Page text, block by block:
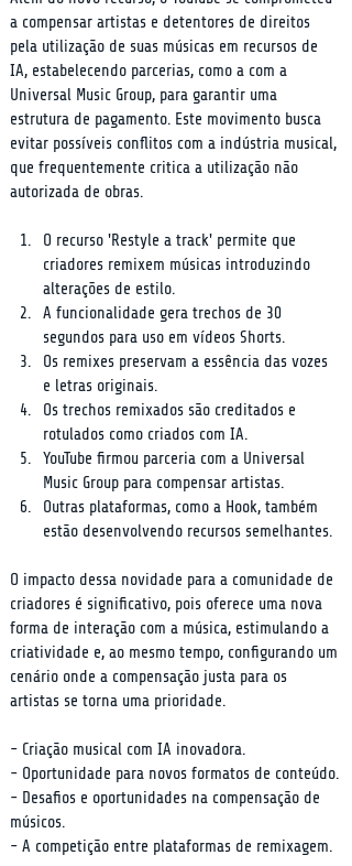
a compensar artistas e detentores de direitos
pela utilização de suas músicas em recursos de
IA, estabelecendo parcerias, como a com a
Universal Music Group, para garantir uma
estrutura de pagamento. Este movimento busca
evitar possíveis conflitos com a indústria musical,
que frequentemente critica a utilização não
autorizada de obras.
O recurso 'Restyle a track' permite que
criadores remixem músicas introduzindo
alterações de estilo.
A funcionalidade gera trechos de 30
segundos para uso em vídeos Shorts.
Os remixes preservam a essência das vozes
e letras originais.
Os trechos remixados são creditados e
rotulados como criados com IA.
YouTube firmou parceria com a Universal
Music Group para compensar artistas.
Outras plataformas, como a Hook, também
estão desenvolvendo recursos semelhantes.
O impacto dessa novidade para a comunidade de
criadores é significativo, pois oferece uma nova
forma de interação com a música, estimulando a
criatividade e, ao mesmo tempo, configurando um
cenário onde a compensação justa para os
artistas se torna uma prioridade.
- Criação musical com IA inovadora.
- Oportunidade para novos formatos de conteúdo.
- Desafios e oportunidades na compensação de
músicos.
- A competição entre plataformas de remixagem.